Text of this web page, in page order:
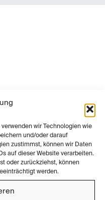
wir Technologien wie
und/oder darauf
zustimmst, können wir Daten
auf dieser Website verarbeiten.
oder zurückziehst, können
werden.